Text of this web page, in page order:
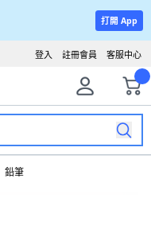
打開 App
客服中心
註冊會員
登入
鉛筆